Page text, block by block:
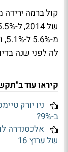
לה לפני שנה
קיראו עוד
ניו יורק
ב-9%?
אלכסנדרה
של ערוץ 16